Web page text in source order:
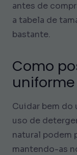
antes de
a tabela de
bastante.
Como
Cuidar bem do
uso de
natural podem
mantendo-as